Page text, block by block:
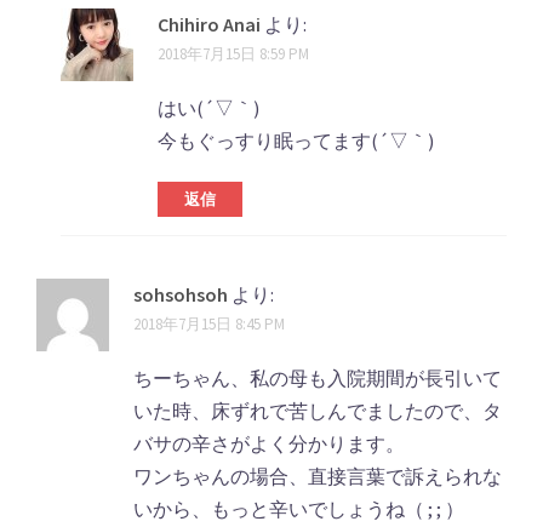
Chihiro Anai より:
2018年7月15日 8:59 PM
はい(´▽｀)
今もぐっすり眠ってます(´▽｀)
返信
sohsohsoh より:
2018年7月15日 8:45 PM
ちーちゃん、私の母も入院期間が長引いて
いた時、床ずれで苦しんでましたので、タ
バサの辛さがよく分かります。
ワンちゃんの場合、直接言葉で訴えられな
いから、もっと辛いでしょうね（ ; ; ）